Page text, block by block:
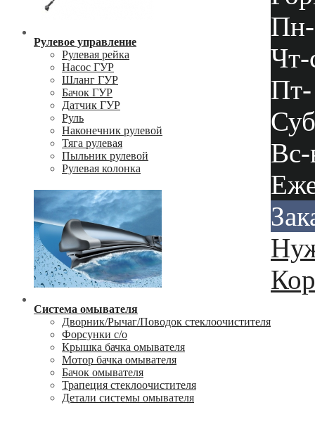
Рулевое управление
Рулевая рейка
Насос ГУР
Шланг ГУР
Бачок ГУР
Датчик ГУР
Руль
Наконечник рулевой
Тяга рулевая
Пыльник рулевой
Рулевая колонка
Система омывателя
Дворник/Рычаг/Поводок стеклоочистителя
Форсунки с/о
Крышка бачка омывателя
Мотор бачка омывателя
Бачок омывателя
Трапеция стеклоочистителя
Детали системы омывателя
Пн-
Чт-
Пт-